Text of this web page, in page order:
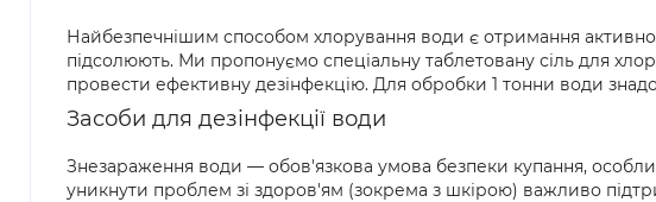
Найбезпечнішим способом хлорування води є отримання
підсолюють. Ми пропонуємо спеціальну таблетовану сіль для
провести ефективну дезінфекцію. Для обробки 1 тонни води
Засоби для дезінфекції води
Знезараження води — обов'язкова умова безпеки купання,
уникнути проблем зі здоров'ям (зокрема з шкірою) важливо